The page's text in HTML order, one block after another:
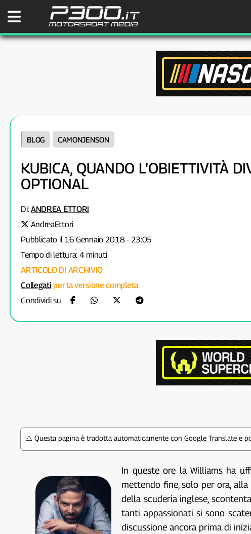
BLOG CAMONJENSON
KUBICA, QUANDO L’OBIETTIVITÀ
OPTIONAL
Di:ANDREA ETTORI
AndreaEttori
Pubblicato il 16 Gennaio 2018 - 23:05
Tempo di lettura: 4 minuti
ARTICOLO DI ARCHIVIO
Collegati per la versione completa
Condividi su
⚠️ Questa pagina è tradotta automaticamente con Google Translate e
In queste ore la Williams ha
mettendo fine, solo per ora,
della scuderia inglese,
tanti appassionati si sono
discussione ancora prima di